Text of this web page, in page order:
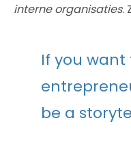
interne organisaties.
If you want
be a